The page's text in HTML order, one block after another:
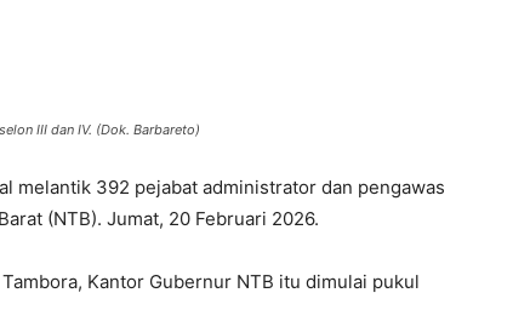
III dan IV. (Dok. Barbareto)
melantik 392 pejabat administrator dan pengawas
(NTB). Jumat, 20 Februari 2026.
Kantor Gubernur NTB itu dimulai pukul